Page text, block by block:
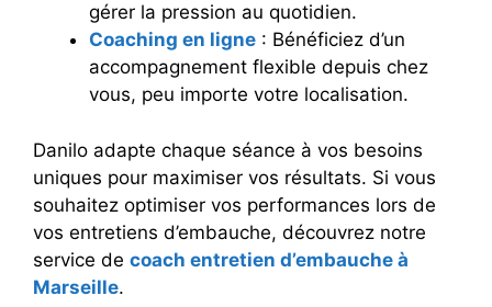
gérer la pression au quotidien.
Coaching en ligne : Bénéficiez d’un
accompagnement flexible depuis chez
vous, peu importe votre localisation.
Danilo adapte chaque séance à vos besoins
uniques pour maximiser vos résultats. Si vous
souhaitez optimiser vos performances lors de
vos entretiens d’embauche, découvrez notre
service de coach entretien d’embauche à
Marseille.